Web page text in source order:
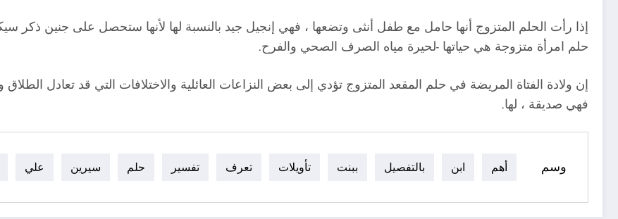
إذا رأت الحلم المتزوج أنها حامل مع طفل أنثى وتضعها ، فهي إنجيل جيد بالنسبة لها لأنها ستحصل على جنين ذكر
حلم امرأة متزوجة هي حياتها -لحيرة مياه الصرف الصحي والفرح.
إن ولادة الفتاة المريضة في حلم المقعد المتزوج تؤدي إلى بعض النزاعات العائلية والاختلافات التي قد تعادل
فهي صديقة ، لها.
وسم أهم ابن بالتفصيل ببنت تأويلات تعرف تفسير حلم سيرين علي